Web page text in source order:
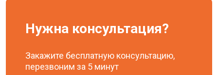
Нужна консультация?
Закажите бесплатную консультацию,
перезвоним за 5 минут